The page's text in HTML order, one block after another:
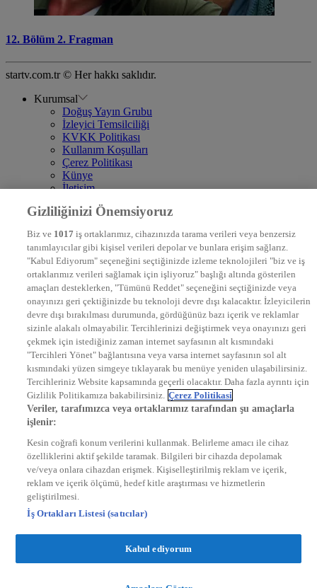
12. Bölüm 2. Fragman
startv.com.tr © Her hakkı saklıdır.
Kurumsal
Doğuş Yayın Grubu
İzleyici Temsilciliği
KVKK Politikası
Kullanım Koşulları
Çerez Politikası
Künye
İletişim
DYG Televizyonlar
STAR
EURO STAR
KRAL POP TV
DYG Radyolar
NTV RADYO
KRAL FM
KRAL POP
EKSEN
VOYAGE
DYG Dijital
ntv.com.tr
ntvspor.net
secim.ntv.com.tr
startv.com.tr
kralmuzik.com.tr
Gizliliğinizi Önemsiyoruz
Biz ve 1017 iş ortaklarımız, cihazınızda tarama verileri veya benzersiz
tanımlayıcılar gibi kişisel verileri depolar ve bunlara erişim sağlarız.
"Kabul Ediyorum" seçeneğini seçtiğinizde izleme teknolojileri "biz ve iş
ortaklarımız verileri sağlamak için işliyoruz" başlığı altında gösterilen
amaçları desteklerken, "Tümünü Reddet" seçeneğini seçtiğinizde veya
onayınızı geri çektiğinizde bu teknoloji devre dışı kalacaktır. İzleyicilerin
devre dışı bırakılması durumunda, gördüğünüz bazı içerik ve reklamlar
sizinle alakalı olmayabilir. Tercihlerinizi değiştirmek veya onayınızı geri
çekmek için istediğiniz zaman internet sayfasının alt kısmındaki
"Tercihleri Yönet" bağlantısına veya varsa internet sayfasının sol alt
kısmındaki yüzen simgeye tıklayarak bu menüye yeniden ulaşabilirsiniz.
Tercihleriniz Website kapsamında geçerli olacaktır. Daha fazla ayrıntı için
Gizlilik Politikamıza bakabilirsiniz. Çerez Politikasi
Veriler, tarafımızca veya ortaklarımız tarafından şu amaçlarla
işlenir:
Kesin coğrafi konum verilerini kullanmak. Belirleme amacı ile cihaz
özelliklerini aktif şekilde taramak. Bilgileri bir cihazda depolamak
ve/veya onlara cihazdan erişmek. Kişiselleştirilmiş reklam ve içerik,
reklam ve içerik ölçümü, hedef kitle araştırması ve hizmetlerin
geliştirilmesi.
İş Ortakları Listesi (satıcılar)
Kabul ediyorum